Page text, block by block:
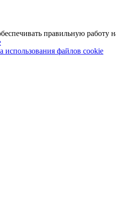
правильную работу
использования файлов cookie